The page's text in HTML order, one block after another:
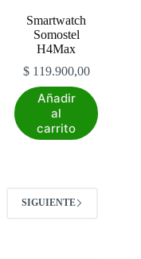
página
de
producto
Smartwatch
Somostel
H4Max
$119.900,00
Añadir
al
carrito
SIGUIENTE